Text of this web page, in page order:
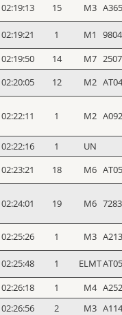
02:19:13 15 M3
02:19:21 1 M1
02:19:50 14 M7
02:20:05 12 M2
02:22:11 1 M2
02:22:16 1
UN
02:23:21 18 M6
02:24:01 19 M6
02:25:26 1 M3
02:25:48 1 ELMT
02:26:18 1 M4
02:26:56 2 M3